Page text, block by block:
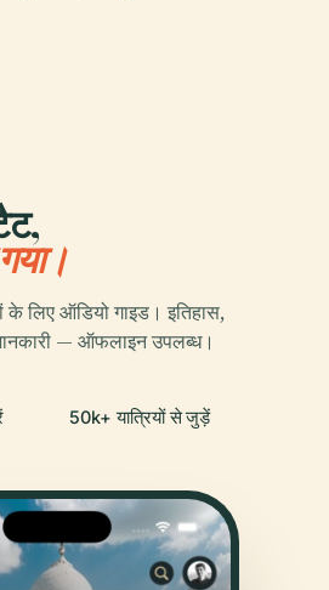
लिए ऑडियो गाइड। इतिहास,
— ऑफलाइन उपलब्ध।
50k+ यात्रियों से जुड़ें